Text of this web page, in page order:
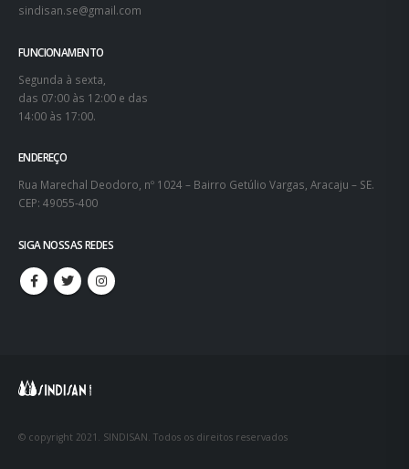
CONTATOS
sindisan.se@gmail.com
FUNCIONAMENTO
das 07:00 às 12:00 e das
SIGA NOSSAS REDES